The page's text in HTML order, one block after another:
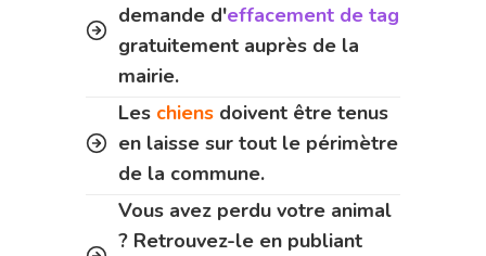
demande d'effacement de tag
gratuitement auprès de la
mairie.
Les chiens doivent être tenus
en laisse sur tout le périmètre
de la commune.
Vous avez perdu votre animal
? Retrouvez-le en publiant